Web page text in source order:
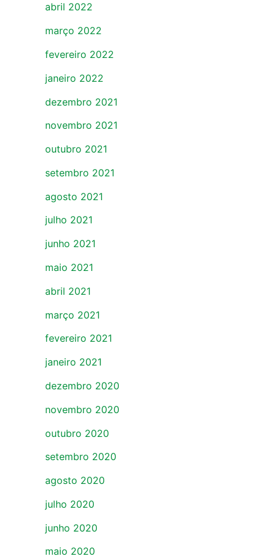
abril 2022
março 2022
fevereiro 2022
janeiro 2022
dezembro 2021
novembro 2021
outubro 2021
setembro 2021
agosto 2021
julho 2021
junho 2021
maio 2021
abril 2021
março 2021
fevereiro 2021
janeiro 2021
dezembro 2020
novembro 2020
outubro 2020
setembro 2020
agosto 2020
julho 2020
junho 2020
maio 2020